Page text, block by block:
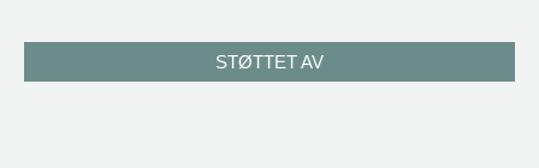
STØTTET AV